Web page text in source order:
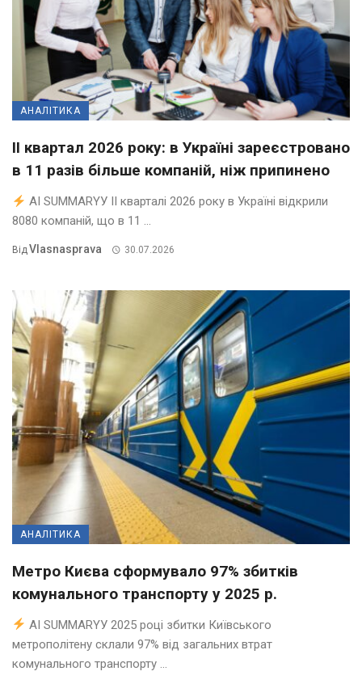
АНАЛІТИКА
II квартал 2026 року: в Україні зареєстровано
в 11 разів більше компаній, ніж припинено
AI SUMMARYУ ІІ кварталі 2026 року в Україні відкрили
8080 компаній, що в 11 ...
ВідVlasnasprava 30.07.2026
АНАЛІТИКА
Метро Києва сформувало 97% збитків
комунального транспорту у 2025 р.
AI SUMMARYУ 2025 році збитки Київського
метрополітену склали 97% від загальних втрат
комунального транспорту ...